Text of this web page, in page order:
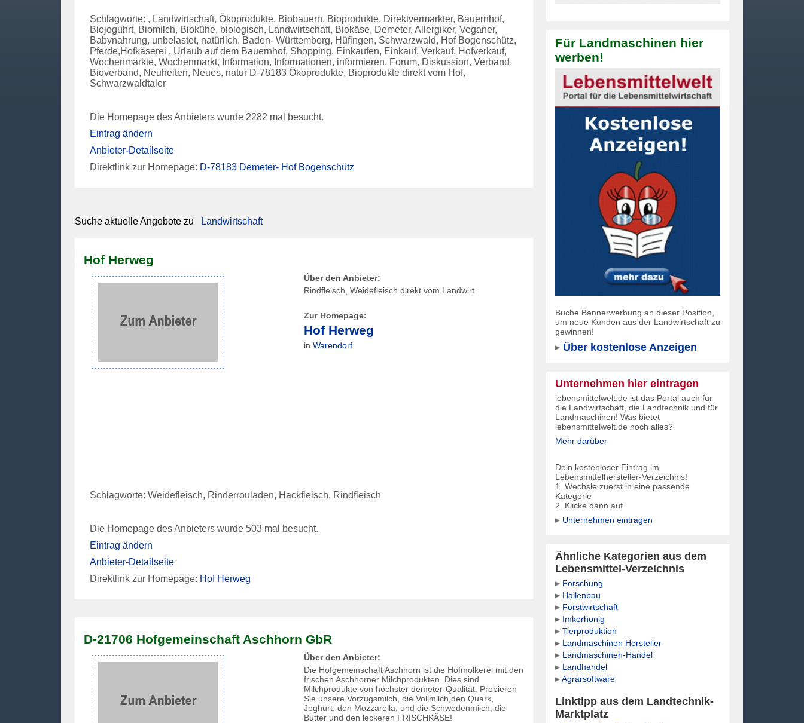
Für Landmaschinen hier
werben!
Buche Bannerwerbung an dieser Position,
um neue Kunden aus der Landwirtschaft zu
gewinnen!
Über kostenlose Anzeigen
Unternehmen hier eintragen
lebensmittelwelt.de ist das Portal auch für
die Landwirtschaft, die Landtechnik und für
Landmaschinen! Was bietet
lebensmittelwelt.de noch alles?
Mehr darüber
Dein kostenloser Eintrag im
Lebensmittelhersteller-Verzeichnis!
1. Wechsle zuerst in eine passende
Kategorie
2. Klicke dann auf
Unternehmen eintragen
Ähnliche Kategorien aus dem
Lebensmittel-Verzeichnis
Forschung
Hallenbau
Forstwirtschaft
Imkerhonig
Tierproduktion
Landmaschinen Hersteller
Landmaschinen-Handel
Landhandel
Agrarsoftware
Linktipp aus dem Landtechnik-
Marktplatz
Schlagworte: , Landwirtschaft, Ökoprodukte, Biobauern, Bioprodukte, Direktvermarkter, Bauernhof,
Biojoguhrt, Biomilch, Biokühe, biologisch, Landwirtschaft, Biokäse, Demeter, Allergiker, Veganer,
Babynahrung, unbelastet, natürlich, Baden- Württemberg, Hüfingen, Schwarzwald, Hof Bogenschütz,
Pferde,Hofkäserei , Urlaub auf dem Bauernhof, Shopping, Einkaufen, Einkauf, Verkauf, Hofverkauf,
Wochenmärkte, Wochenmarkt, Information, Informationen, informieren, Forum, Diskussion, Verband,
Bioverband, Neuheiten, Neues, natur D-78183 Ökoprodukte, Bioprodukte direkt vom Hof,
Schwarzwaldtaler
Die Homepage des Anbieters wurde 2282 mal besucht.
Eintrag ändern
Anbieter-Detailseite
Direktlink zur Homepage: D-78183 Demeter- Hof Bogenschütz
Suche aktuelle Angebote zu Landwirtschaft
Hof Herweg
Über den Anbieter:
Rindfleisch, Weidefleisch direkt vom Landwirt
Zur Homepage:
Hof Herweg
in Warendorf
Schlagworte: Weidefleisch, Rinderrouladen, Hackfleisch, Rindfleisch
Die Homepage des Anbieters wurde 503 mal besucht.
Eintrag ändern
Anbieter-Detailseite
Direktlink zur Homepage: Hof Herweg
D-21706 Hofgemeinschaft Aschhorn GbR
Über den Anbieter:
Die Hofgemeinschaft Aschhorn ist die Hofmolkerei mit den
frischen Aschhorner Milchprodukten. Dies sind
Milchprodukte von höchster demeter-Qualität. Probieren
Sie unsere Vorzugsmilch, die Vollmilch,den Quark,
Joghurt, den Mozzarella, und die Schwedenmilch, die
Butter und den leckeren FRISCHKÄSE!